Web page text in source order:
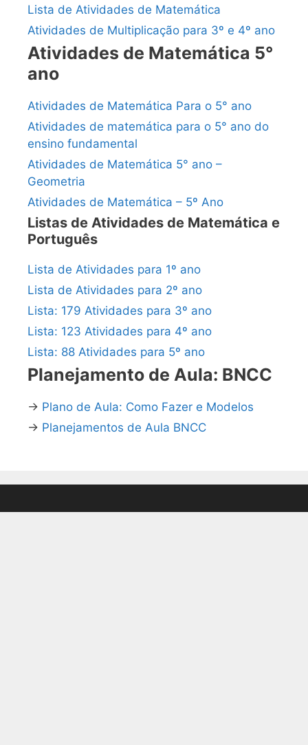
Lista de Atividades de Matemática
Atividades de Multiplicação para 3º e 4º ano
Atividades de Matemática 5°
ano
Atividades de Matemática Para o 5° ano
Atividades de matemática para o 5° ano do
ensino fundamental
Atividades de Matemática 5° ano –
Geometria
Atividades de Matemática – 5º Ano
Listas de Atividades de Matemática e
Português
Lista de Atividades para 1º ano
Lista de Atividades para 2º ano
Lista: 179 Atividades para 3º ano
Lista: 123 Atividades para 4º ano
Lista: 88 Atividades para 5º ano
Planejamento de Aula: BNCC
→ Plano de Aula: Como Fazer e Modelos
→ Planejamentos de Aula BNCC